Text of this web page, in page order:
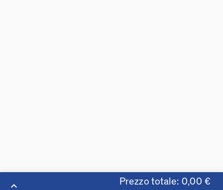
keyboard_arrow_up Prezzo totale: 0,00 €